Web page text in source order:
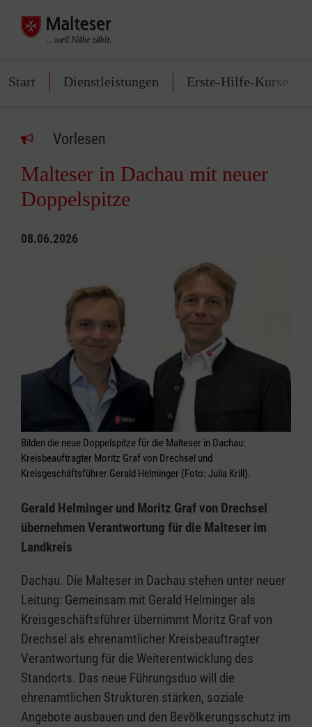
Start Dienstleistungen Erste-Hilfe-Kurse
Vorlesen
Malteser in Dachau mit neuer
Doppelspitze
08.06.2026
Bilden die neue Doppelspitze für die Malteser in Dachau:
Kreisbeauftragter Moritz Graf von Drechsel und
Kreisgeschäftsführer Gerald Helminger (Foto: Julia Krill).
Gerald Helminger und Moritz Graf von Drechsel
übernehmen Verantwortung für die Malteser im
Landkreis
Dachau. Die Malteser in Dachau stehen unter neuer
Leitung: Gemeinsam mit Gerald Helminger als
Kreisgeschäftsführer übernimmt Moritz Graf von
Drechsel als ehrenamtlicher Kreisbeauftragter
Verantwortung für die Weiterentwicklung des
Standorts. Das neue Führungsduo will die
ehrenamtlichen Strukturen stärken, soziale
Angebote ausbauen und den Bevölkerungsschutz im